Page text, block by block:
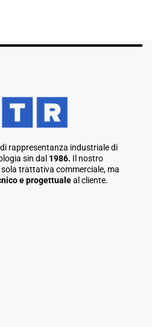
rappresentanza industriale di
sin dal 1986. Il nostro
trattativa commerciale, ma
e progettualeal cliente.